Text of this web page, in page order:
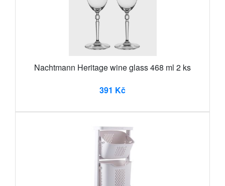
Nachtmann Heritage wine glass 468 ml 2 ks
391 Kč